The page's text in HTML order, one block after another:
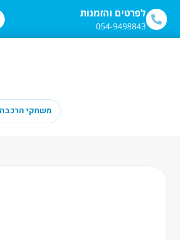
לתוכן לפרטים והזמנות
054-9498843
משחקי הרכבה